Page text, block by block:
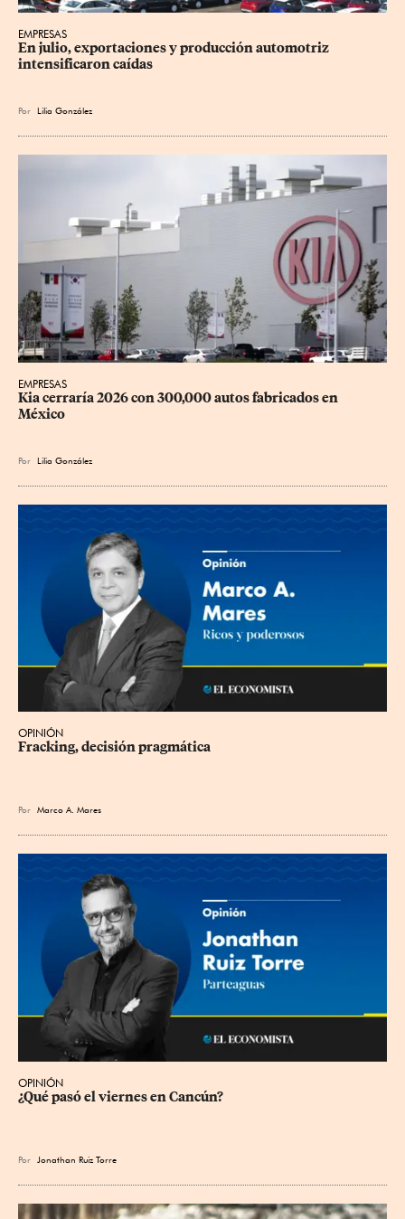
EMPRESAS
En julio, exportaciones y producción automotriz
intensificaron caídas
Por Lilia González
EMPRESAS
Kia cerraría 2026 con 300,000 autos fabricados en
México
Por Lilia González
OPINIÓN
Fracking, decisión pragmática
Por Marco A. Mares
OPINIÓN
¿Qué pasó el viernes en Cancún?
Por Jonathan Ruiz Torre